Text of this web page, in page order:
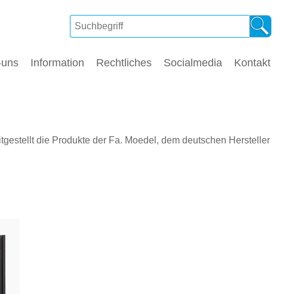
Information Rechtliches Socialmedia Kontakt
die Produkte der Fa. Moedel, dem deutschen Hersteller